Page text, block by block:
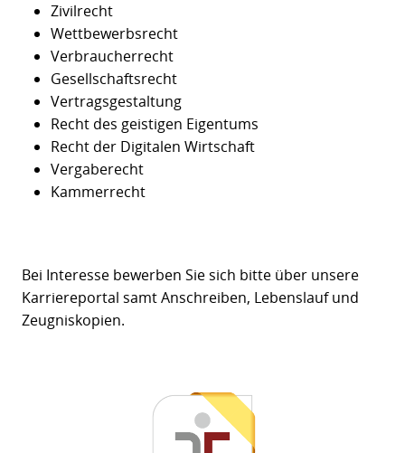
Zivilrecht
Wettbewerbsrecht
Verbraucherrecht
Gesellschaftsrecht
Vertragsgestaltung
Recht des geistigen Eigentums
Recht der Digitalen Wirtschaft
Vergaberecht
Kammerrecht
Bei Interesse bewerben Sie sich bitte über unsere
Karriereportal samt Anschreiben, Lebenslauf und
Zeugniskopien.